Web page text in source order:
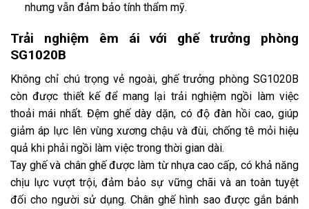
nhưng vẫn đảm bảo tính thẩm mỹ.
Trải nghiệm êm ái với ghế trưởng phòng
SG1020B
Không chỉ chú trọng vẻ ngoài, ghế trưởng phòng SG1020B
còn được thiết kế để mang lại trải nghiệm ngồi làm việc
thoải mái nhất. Đệm ghế dày dặn, có độ đàn hồi cao, giúp
giảm áp lực lên vùng xương chậu và đùi, chống tê mỏi hiệu
quả khi phải ngồi làm việc trong thời gian dài.
Tay ghế và chân ghế được làm từ nhựa cao cấp, có khả năng
chịu lực vượt trội, đảm bảo sự vững chãi và an toàn tuyệt
đối cho người sử dụng. Chân ghế hình sao được gắn bánh